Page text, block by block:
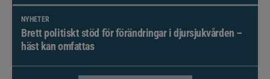
NYHETER
Brett politiskt stöd för förändringar i djursjukvården –
häst kan omfattas